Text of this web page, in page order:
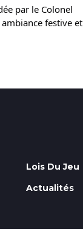
par le Colonel
festive et
Lois Du Jeu
Actualités